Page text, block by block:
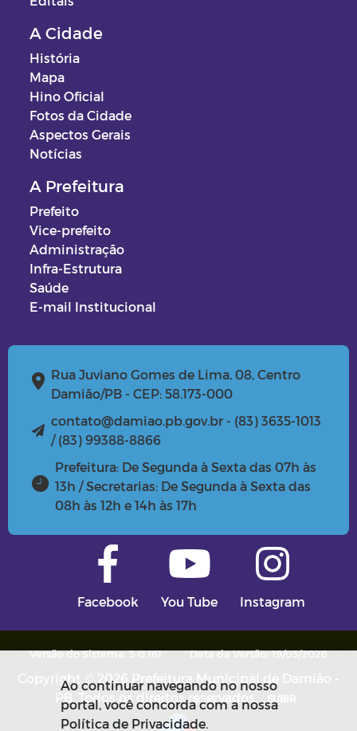
A Cidade
História
Mapa
Hino Oficial
Fotos da Cidade
Aspectos Gerais
Notícias
A Prefeitura
Prefeito
Vice-prefeito
Administração
Infra-Estrutura
Saúde
E-mail Institucional
Rua Juviano Gomes de Lima, 08, Centro
Damião/PB - CEP: 58.173-000
contato@damiao.pb.gov.br - (83) 3635-1013
/ (83) 99388-8866
Prefeitura: De Segunda à Sexta das 07h às
13h / Secretarias: De Segunda à Sexta das
08h às 12h e 14h às 17h
Facebook You Tube Instagram
Versão do Sistema: 5.0.161 Data da Versão: 19/03/2026
Copyright © 2026 Prefeitura Municipal de Damião -
PB. Todos os direitos reservados.
SUBIR
Ao continuar navegando no nosso
portal, você concorda com a nossa
Política de Privacidade.